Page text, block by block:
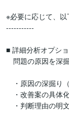
※必要に応じて、以
-----------
■ 詳細分析オプシ
問題の原因を深
・原因の深掘り
・改善案の具体
・判断理由の明